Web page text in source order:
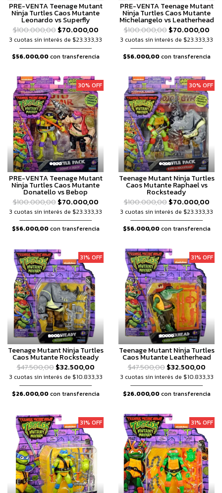
PRE-VENTA Teenage Mutant
Ninja Turtles Caos Mutante
Leonardo vs Superfly
$100.000,00$70.000,00
3 cuotas sin interés de $23.333,33
$56.000,00con transferencia
PRE-VENTA Teenage Mutant
Ninja Turtles Caos Mutante
Michelangelo vs Leatherhead
$100.000,00$70.000,00
3 cuotas sin interés de $23.333,33
$56.000,00con transferencia
30% OFF
PRE-VENTA Teenage Mutant
Ninja Turtles Caos Mutante
Donatello vs Bebop
$100.000,00$70.000,00
3 cuotas sin interés de $23.333,33
$56.000,00con transferencia
30% OFF
Teenage Mutant Ninja Turtles
Caos Mutante Raphael vs
Rocksteady
$100.000,00$70.000,00
3 cuotas sin interés de $23.333,33
$56.000,00con transferencia
31% OFF
Teenage Mutant Ninja Turtles
Caos Mutante Rocksteady
$47.500,00$32.500,00
3 cuotas sin interés de $10.833,33
$26.000,00con transferencia
31% OFF
Teenage Mutant Ninja Turtles
Caos Mutante Leatherhead
$47.500,00$32.500,00
3 cuotas sin interés de $10.833,33
$26.000,00con transferencia
31% OFF 31% OFF